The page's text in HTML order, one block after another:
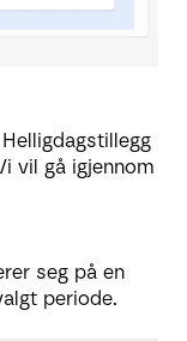
vil gå igjennom
seg på en
periode.